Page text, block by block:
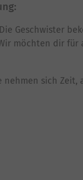
Geschwister
möchten dir für
sich Zeit,